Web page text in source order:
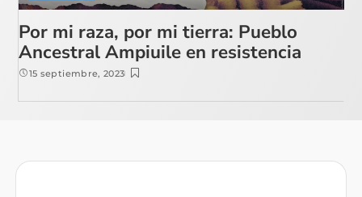
Por mi raza, por mi tierra: Pueblo
Ancestral Ampiuile en resistencia
15 septiembre, 2023